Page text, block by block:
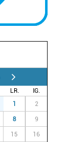
LR.
IG.
1 2
8 9
15 16